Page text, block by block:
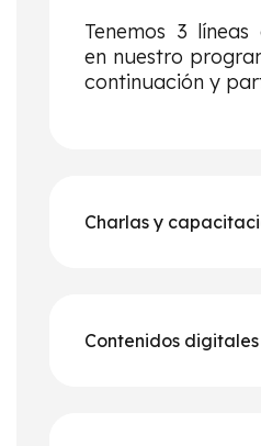
Tenemos 3
en nuestro
continuación y
Charlas y
Contenidos digitales